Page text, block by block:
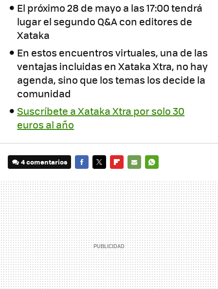
El próximo 28 de mayo a las 17:00 tendrá
lugar el segundo Q&A con editores de
Xataka
En estos encuentros virtuales, una de las
ventajas incluidas en Xataka Xtra, no hay
agenda, sino que los temas los decide la
comunidad
Suscríbete a Xataka Xtra por solo 30
euros al año
4 comentarios
MAIL